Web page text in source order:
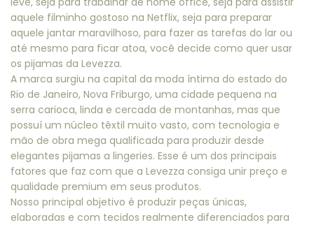
aquele filminho gostoso na Netflix, seja para preparar
aquele jantar maravilhoso, para fazer as tarefas do lar ou
até mesmo para ficar atoa, você decide como quer usar
os pijamas da Levezza.
A marca surgiu na capital da moda íntima do estado do
Rio de Janeiro, Nova Friburgo, uma cidade pequena na
serra carioca, linda e cercada de montanhas, mas que
possuí um núcleo têxtil muito vasto, com tecnologia e
mão de obra mega qualificada para produzir desde
elegantes pijamas a lingeries. Esse é um dos principais
fatores que faz com que a Levezza consiga unir preço e
qualidade premium em seus produtos.
Nosso principal objetivo é produzir peças únicas,
elaboradas e com tecidos realmente diferenciados para